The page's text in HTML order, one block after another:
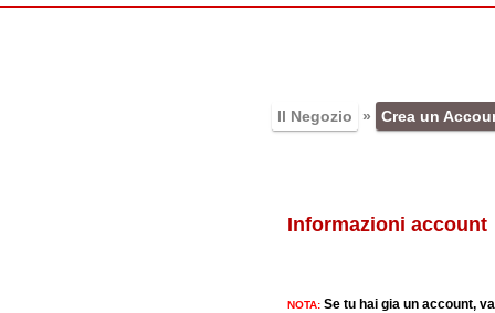
Il Negozio » Crea un
Informazioni account
NOTA: Se tu hai gia un account,